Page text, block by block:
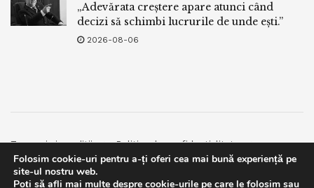
„Adevărata creștere apare atunci când
decizi să schimbi lucrurile de unde ești.”
2026-08-06
Termeni si conditii
Politica de confidentialitate
Facebook
Contact
© 2019bpnews- Business & Politics Newsbpnews.
Folosim cookie-uri pentru a-ți oferi cea mai bună experiență pe
site-ul nostru web.
Poți să afli mai multe despre cookie-urile pe care le folosim sau